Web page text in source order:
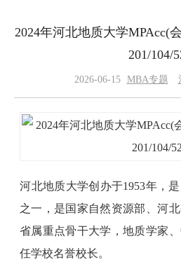
2024年河北地质大学MPAcc(
201/104‌/
2026-06-15 MBA专题
河北地质大学创办于1953年，
之一，是国家自然资源部、河
省属重点骨干大学，地质学家
任学校名誉校长。